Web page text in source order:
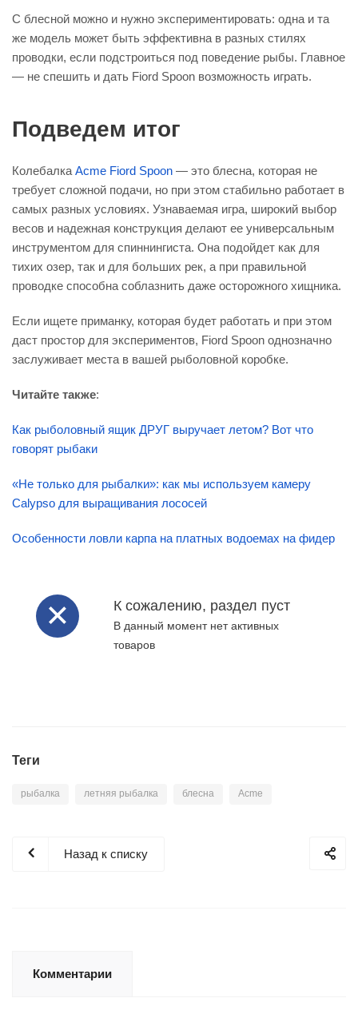
С блесной можно и нужно экспериментировать: одна и та
же модель может быть эффективна в разных стилях
проводки, если подстроиться под поведение рыбы. Главное
— не спешить и дать Fiord Spoon возможность играть.
Подведем итог
Колебалка Acme Fiord Spoon — это блесна, которая не
требует сложной подачи, но при этом стабильно работает в
самых разных условиях. Узнаваемая игра, широкий выбор
весов и надежная конструкция делают ее универсальным
инструментом для спиннингиста. Она подойдет как для
тихих озер, так и для больших рек, а при правильной
проводке способна соблазнить даже осторожного хищника.
Если ищете приманку, которая будет работать и при этом
даст простор для экспериментов, Fiord Spoon однозначно
заслуживает места в вашей рыболовной коробке.
Читайте также:
Как рыболовный ящик ДРУГ выручает летом? Вот что
говорят рыбаки
«Не только для рыбалки»: как мы используем камеру
Calypso для выращивания лососей
Особенности ловли карпа на платных водоемах на фидер
К сожалению, раздел пуст
В данный момент нет активных
товаров
Теги
рыбалка летняя рыбалка блесна Acme
Назад к списку
Комментарии